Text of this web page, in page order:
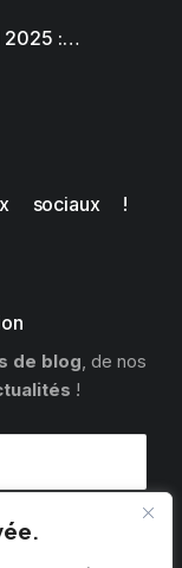
2025 :…
sociaux !
de blog , de nos
!